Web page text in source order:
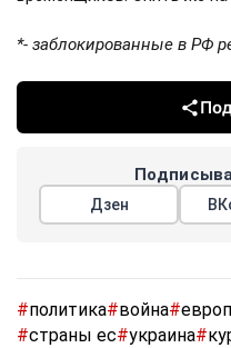
*- заблокированные в РФ
Дзен
#политика#война#
#страны ес#украина#